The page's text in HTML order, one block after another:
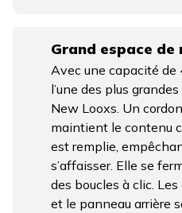
Grand espace de
Avec une capacité de
l’une des plus
New Looxs. Un
maintient le contenu
est remplie,
s’affaisser. Elle se
des boucles à clic.
et le panneau arrière